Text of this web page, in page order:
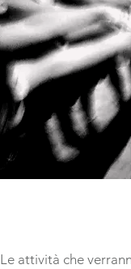
Le attività che